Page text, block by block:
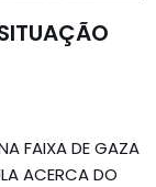
FAIXA DE GAZA
ACERCA DO